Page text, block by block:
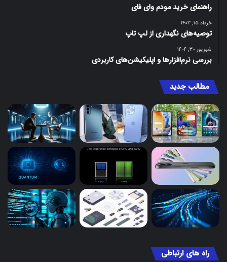
راهنمای خرید مودم وای فای
خرداد ۱۵, ۱۴۰۳
توصیه‌های نگهداری از لپ تاپ
شهریور ۳۰, ۱۴۰۴
بررسی نرم‌افزارها و اپلیکیشن‌های کاربردی
مطالب جدید
راه های ارتباطی